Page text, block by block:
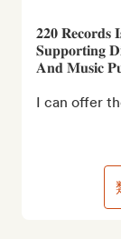
𝟐𝟐𝟎 𝐑𝐞𝐜𝐨𝐫𝐝𝐬
𝐒𝐮𝐩𝐩𝐨𝐫𝐭𝐢𝐧𝐠
𝐀𝐧𝐝 𝐌𝐮𝐬𝐢𝐜
I can offer